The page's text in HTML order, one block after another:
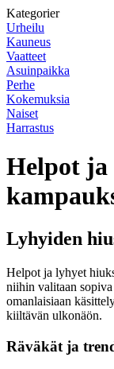
Kategorier
Urheilu
Kauneus
Vaatteet
Asuinpaikka
Perhe
Kokemuksia
Naiset
Harrastus
Helpot
Lyhyiden
Helpot ja lyhyet
niihin valitaan
omanlaisiaan
kiiltävän ulkonäön.
Räväkät ja